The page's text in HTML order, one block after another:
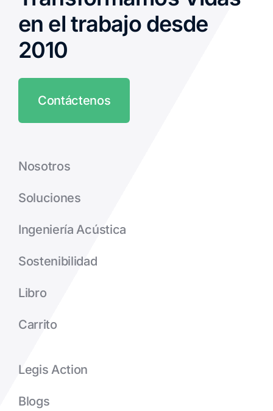
en el trabajo desde
2010
Contáctenos
Nosotros
Soluciones
Ingeniería Acústica
Sostenibilidad
Libro
Carrito
Legis Action
Blogs